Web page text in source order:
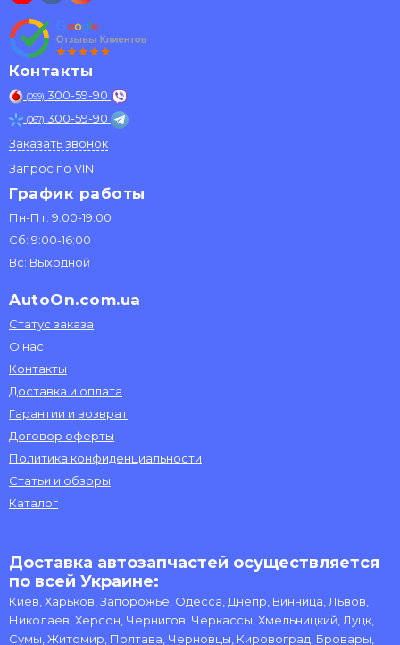
Контакты
(099) 300-59-90
(067) 300-59-90
Заказать звонок
Запрос по VIN
График работы
Пн-Пт: 9:00-19:00
Сб: 9:00-16:00
Вс: Выходной
AutoOn.com.ua
Статус заказа
О нас
Контакты
Доставка и оплата
Гарантии и возврат
Договор оферты
Политика конфиденциальности
Статьи и обзоры
Каталог
Доставка автозапчастей осуществляется
по всей Украине:
Киев, Харьков, Запорожье, Одесса, Днепр, Винница, Львов,
Николаев, Херсон, Чернигов, Черкассы, Хмельницкий, Луцк,
Сумы, Житомир, Полтава, Черновцы, Кировоград, Бровары,